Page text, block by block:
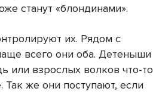
станут «блондинами».
их. Рядом с
всего они оба. Детеныши
или взрослых волков что-то
же они поступают, если